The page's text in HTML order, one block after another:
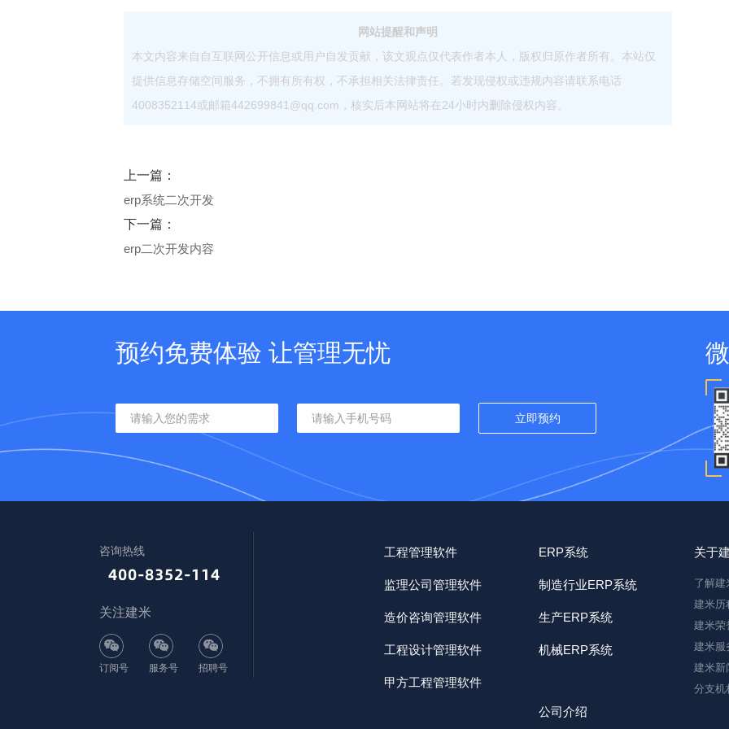
网站提醒和声明
本文内容来自自互联网公开信息或用户自发贡献，该文观点仅代表作者本人，版权归原作者所有。本站仅
提供信息存储空间服务，不拥有所有权，不承担相关法律责任。若发现侵权或违规内容请联系电话
4008352114或邮箱442699841@qq.com，核实后本网站将在24小时内删除侵权内容。
上一篇：
erp系统二次开发
下一篇：
erp二次开发内容
预约免费体验 让管理无忧
咨询热线
关注建米
订阅号 服务号 招聘号
工程管理软件
监理公司管理软件
造价咨询管理软件
工程设计管理软件
甲方工程管理软件
ERP系统
制造行业ERP系统
生产ERP系统
机械ERP系统
关于
了解建
建米历
建米荣
建米服
建米新
分支机
公司介绍